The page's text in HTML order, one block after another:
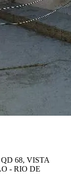
68, VISTA
- RIO DE